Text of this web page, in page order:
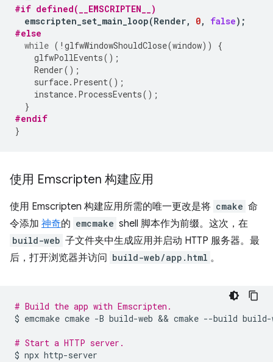
#if defined(__EMSCRIPTEN__)
emscripten_set_main_loop(Render, 0, false);
#else
while ( ! glfwWindowShouldClose(window))
{
glfwPollEvents();
Render();
surface. Present();
instance. ProcessEvents();
}
#endif
}
使用 Emscripten 构建应用
使用 Emscripten 构建应用所需的唯一更改是将 cmake 命
令添加 神奇的 emcmake shell 脚本作为前缀。这次，在
build-web 子文件夹中生成应用并启动 HTTP 服务器。最
后，打开浏览器并访问 build-web/app.html 。
# Build the app with Emscripten.
$ emcmake cmake -B build-web && cmake --build build-
# Start a HTTP server.
$ npx